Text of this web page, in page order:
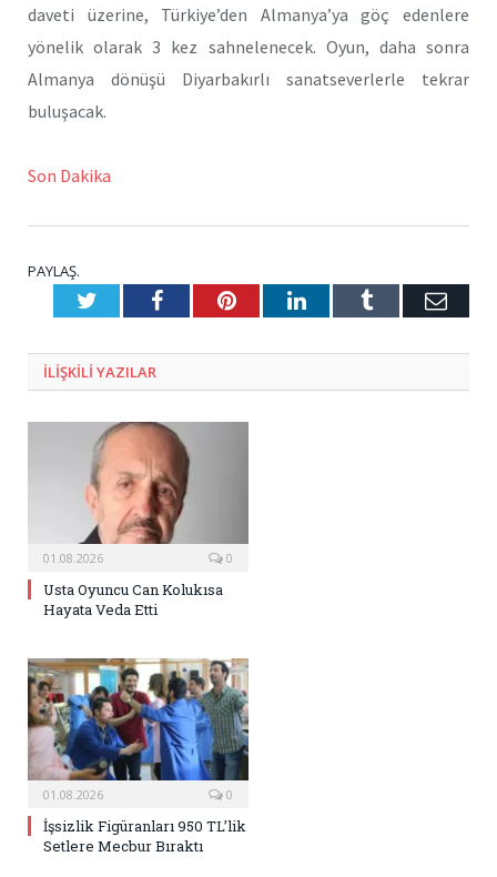
daveti üzerine, Türkiye’den Almanya’ya göç edenlere
yönelik olarak 3 kez sahnelenecek. Oyun, daha sonra
Almanya dönüşü Diyarbakırlı sanatseverlerle tekrar
buluşacak.
Son Dakika
PAYLAŞ.
TwitterFacebookPinterestLinkedInTumblr E-
ILIŞKILI YAZILAR
01.08.2026 0
Usta Oyuncu Can Kolukısa
Hayata Veda Etti
01.08.2026 0
İşsizlik Figüranları 950 TL’lik
Setlere Mecbur Bıraktı